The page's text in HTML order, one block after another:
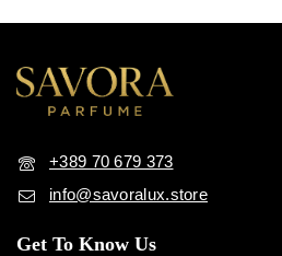
+389 70 679 373
info@savoralux.store
Get To Know Us